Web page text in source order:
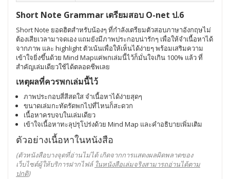
Short Note Grammar เตรียมสอบ O-net ป.6
Short Note ยอดฮิตสำหรับน้องๆ ที่กำลังเตรียมตัวสอบภาษาอังกฤษไม่
ต้องเสียเวลามาจดเอง แถมยังมีภาพประกอบน่ารักๆ เพื่อให้จำเนื้อหาได้
จากภาพ และ highlight ตัวเน้นเพื่อให้เห็นได้ง่ายๆ พร้อมเสริมความ
เข้าใจยิ่งขึ้นด้วย Mind Mapแค่พกเล่มนี้ไว้ก็มั่นใจเกิน 100% แล้ว ที่
สำคัญเล่มเดียวใช้ได้ตลอดชีพเลย
เหตุผลที่ควรพกเล่มนี้ไว้
ภาพประกอบสี่สีสดใส จำเนื้อหาได้ง่ายสุดๆ
ขนาดเล่มกะทัดรัดพกไปที่ไหนก็สะดวก
เนื้อหาครบจบในเล่มเดียว
เข้าใจเนื้อหาทะลุปรุโปร่งด้วย Mind Map และคำอธิบายเพิ่มเติม
ตัวอย่างเนื้อหาในหนังสือ
(ตัวหนังสือบางจุดที่อ่านไม่ได้ เกิดจากการแสดงผลผิดพลาดของ
เว็บไซต์ผู้ให้บริการฝากไฟล์ ในหนังสือเล่มจริงสามารถอ่านได้ตาม
ปกติ)